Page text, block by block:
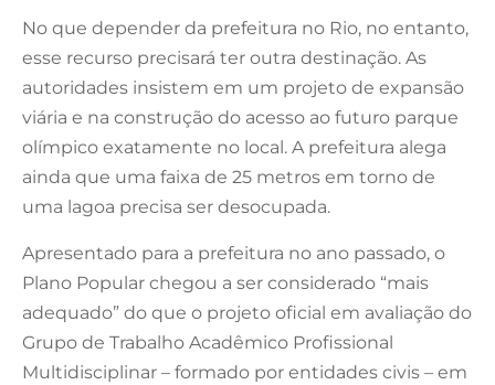
No que depender da prefeitura no Rio, no entanto,
esse recurso precisará ter outra destinação. As
autoridades insistem em um projeto de expansão
viária e na construção do acesso ao futuro parque
olímpico exatamente no local. A prefeitura alega
ainda que uma faixa de 25 metros em torno de
uma lagoa precisa ser desocupada.
Apresentado para a prefeitura no ano passado, o
Plano Popular chegou a ser considerado “mais
adequado” do que o projeto oficial em avaliação do
Grupo de Trabalho Acadêmico Profissional
Multidisciplinar – formado por entidades civis – em